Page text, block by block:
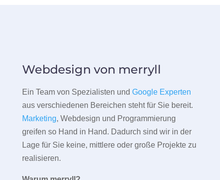
Webdesign von merryll
Ein Team von Spezialisten und Google Experten
aus verschiedenen Bereichen steht für Sie bereit.
Marketing, Webdesign und Programmierung
greifen so Hand in Hand. Dadurch sind wir in der
Lage für Sie keine, mittlere oder große Projekte zu
realisieren.